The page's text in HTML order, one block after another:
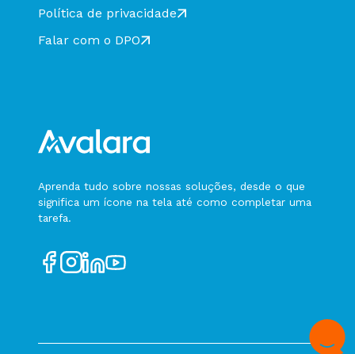
Status não Verificado
Status Falha ao consultar
Status Autorizado CT-e Complementar
(tpEvento = 240130)
(tpEvento = 240131)
Status CT-e Anulação (tpEvento = 240150)
Status MDF-e Autorizado (tpEvento = 310610)
Política de privacidade
Falar com o DPO
Aprenda tudo sobre nossas soluções, desde o que
significa um ícone na tela até como completar uma
tarefa.